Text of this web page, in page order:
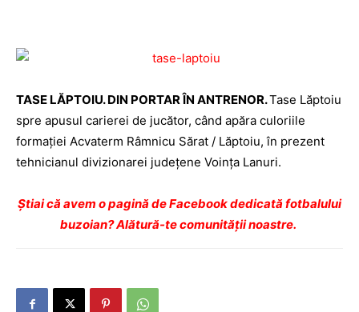
TASE LĂPTOIU. DIN PORTAR ÎN ANTRENOR.Tase Lăptoiu
spre apusul carierei de jucător, când apăra culoriile
formaţiei Acvaterm Râmnicu Sărat / Lăptoiu, în prezent
tehnicianul divizionarei judeţene Voinţa Lanuri.
Ştiai că avem o pagină de Facebook dedicată fotbalului
buzoian? Alătură-te comunității noastre.